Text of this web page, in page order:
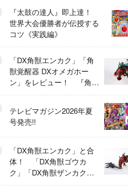
『太鼓の達人』即上達！
世界大会優勝者が伝授する
コツ《実践編》
「DX角獣エンカク」「角
獣覚醒器 DXオメガホー
ン」をレビュー！ 『角醒
ハンター オメガホーン』
テレビマガジン2026年夏
号発売!!
「DX角獣エンカク」と合
体！ 「DX角獣ゴウカ
ク」「DX角獣ザンカク」
をレビュー！